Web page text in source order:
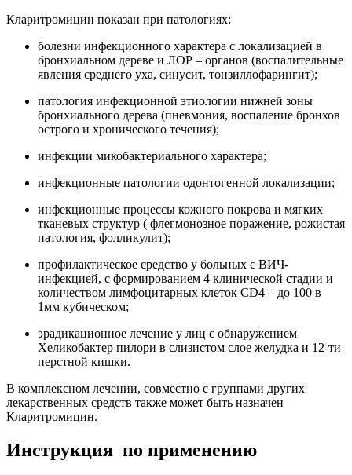
Кларитромицин показан при патологиях:
болезни инфекционного характера с локализацией в
бронхиальном дереве и ЛОР – органов (воспалительные
явления среднего уха, синусит, тонзиллофарингит);
патология инфекционной этиологии нижней зоны
бронхиального дерева (пневмония, воспаление бронхов
острого и хронического течения);
инфекции микобактериального характера;
инфекционные патологии одонтогенной локализации;
инфекционные процессы кожного покрова и мягких
тканевых структур ( флегмонозное поражение, рожистая
патология, фолликулит);
профилактическое средство у больных с ВИЧ-
инфекцией, с формированием 4 клинической стадии и
количеством лимфоцитарных клеток СD4 – до 100 в
1мм кубическом;
эрадикационное лечение у лиц с обнаружением
Хеликобактер пилори в слизистом слое желудка и 12-ти
перстной кишки.
В комплексном лечении, совместно с группами других
лекарственных средств также может быть назначен
Кларитромицин.
Инструкция по применению